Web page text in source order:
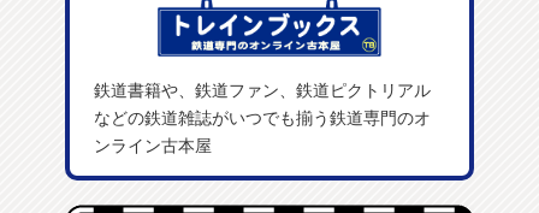
鉄道書籍や、鉄道ファン、鉄道ピクトリアル
などの鉄道雑誌がいつでも揃う鉄道専門のオ
ンライン古本屋